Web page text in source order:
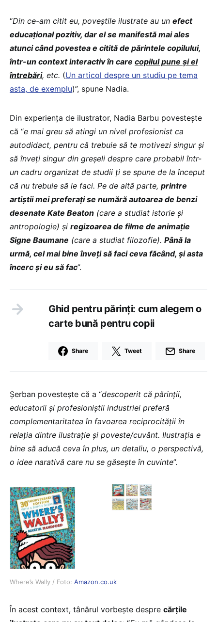
“Din ce-am citit eu, poveștile ilustrate au un efect
educațional pozitiv, dar el se manifestă mai ales
atunci când povestea e citită de părintele copilului,
într-un context interactiv în care copilul pune și el
întrebări, etc. (Un articol despre un studiu pe tema
asta, de exemplu)”, spune Nadia.
Din experiența de ilustrator, Nadia Barbu povestește
că “e mai greu să atingi un nivel profesionist ca
autodidact, pentru că trebuie să te motivezi singur și
să înveți singur din greșeli despre care probabil într-
un cadru organizat de studii ți se spune de la început
că nu trebuie să le faci. Pe de altă parte, printre
artiștii mei preferați se numără autoarea de benzi
desenate Kate Beaton (care a studiat istorie și
antropologie) și regizoarea de filme de animație
Signe Baumane (care a studiat filozofie). Până la
urmă, cel mai bine înveți să faci ceva făcând, și asta
încerc și eu să fac”.
Ghid pentru părinți: cum alegem o
carte bună pentru copii
Share Tweet Share
Șerban povestește că a “descoperit că părinții,
educatorii și profesioniștii industriei preferă
complementaritatea în favoarea reciprocității în
relația dintre ilustrație și poveste/cuvânt. Ilustrația e
bine să aducă ceva în plus, un detaliu, o perspectivă,
o idee narativă care nu se găsește în cuvinte”.
Where’s Wally / Foto: Amazon.co.uk
În acest context, tânărul vorbește despre cărțile